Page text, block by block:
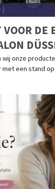
VOOR DE
6 onze
een stand op